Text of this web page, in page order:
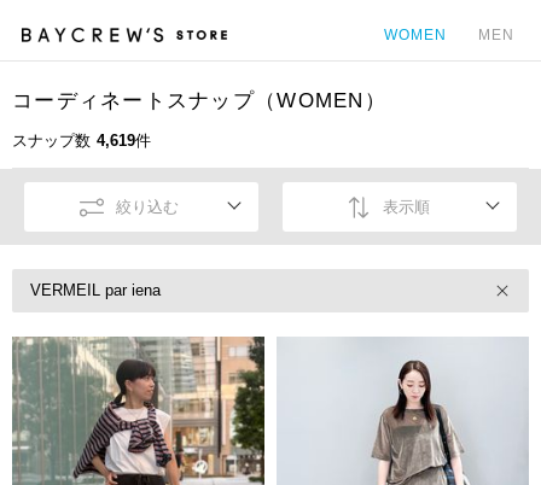
WOMEN MEN
コーディネートスナップ（WOMEN）
スナップ数 4,619件
絞り込む 表示順
VERMEIL par iena